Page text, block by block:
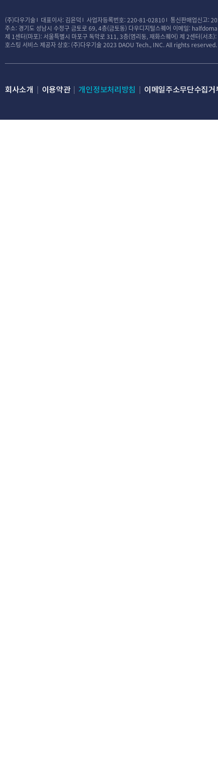
(주)다우기술 대표이사: 김윤덕 사업자등록번호: 220-81-02810
통신판매업신고:
주소: 경기도 성남시 수정구 금토로 69, 4층(금토동) 다우디지털스퀘어 이메일:
제 1센터(마포): 서울특별시 마포구 독막로 311, 3층(염리동, 재화스퀘어) 제 2센터(서초
호스팅 서비스 제공자 상호: (주)다우기술2023 DAOU Tech., INC. All rights reserved.
회사소개 이용약관 개인정보처리방침 이메일주소무단수집거